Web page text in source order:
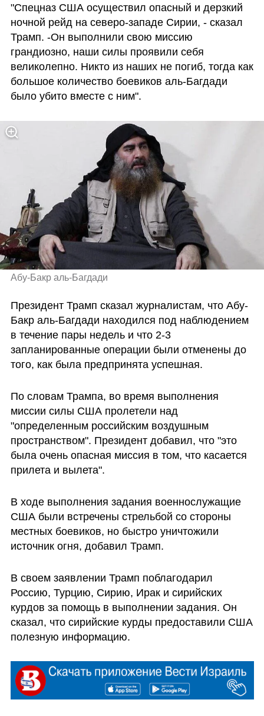
"Спецназ США осуществил опасный и дерзкий
ночной рейд на северо-западе Сирии, - сказал
Трамп. -Он выполнили свою миссию
грандиозно, наши силы проявили себя
великолепно. Никто из наших не погиб, тогда как
большое количество боевиков аль-Багдади
было убито вместе с ним".
Абу-Бакр аль-Багдади
Президент Трамп сказал журналистам, что Абу-
Бакр аль-Багдади находился под наблюдением
в течение пары недель и что 2-3
запланированные операции были отменены до
того, как была предпринята успешная.
По словам Трампа, во время выполнения
миссии силы США пролетели над
"определенным российским воздушным
пространством". Президент добавил, что "это
была очень опасная миссия в том, что касается
прилета и вылета".
В ходе выполнения задания военнослужащие
США были встречены стрельбой со стороны
местных боевиков, но быстро уничтожили
источник огня, добавил Трамп.
В своем заявлении Трамп поблагодарил
Россию, Турцию, Сирию, Ирак и сирийских
курдов за помощь в выполнении задания. Он
сказал, что сирийские курды предоставили США
полезную информацию.